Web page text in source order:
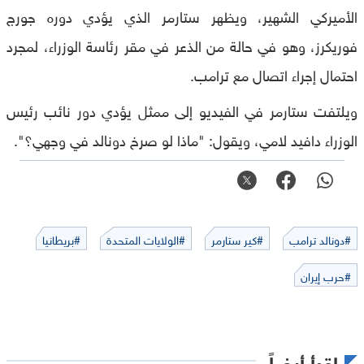
الأميركي الشهير، ويظهر ستارمر الذي يؤدي دوره جورج
فوريكرز، وهو في حالة من الذعر في مقر رئاسة الوزراء، لمجرد
احتمال إجراء اتصال مع ترامب.
ويلتفت ستارمر في الفيديو إلى ممثل يؤدي دور نائب رئيس
الوزراء دافيد لامي، ويقول: "ماذا لو صرخ دونالد في وجهي؟".
#دونالد ترامب #كير ستارمر #الولايات المتحدة
#بريطانيا
#حرب إيران